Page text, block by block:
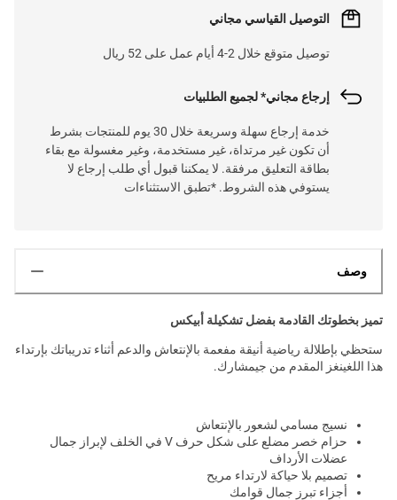
التوصيل القياسي مجاني
توصيل متوقع خلال 2-4 أيام عمل على 52 ريال
إرجاع مجاني* لجميع الطلبيات
خدمة إرجاع سهلة وسريعة خلال 30 يوم للمنتجات بشرط
أن تكون غير مرتداة، غير مستخدمة، وغير مغسولة مع بقاء
بطاقة التعليق مرفقة. لا يمكننا قبول أي طلب إرجاع لا
يستوفي هذه الشروط. *تطبق الاستثناءات
وصف
تميز بخطوتك القادمة بفضل تشكيلة أبيكس
ستحظي بإطلالة رياضية أنيقة مفعمة بالإنتعاش والدعم أثناء تدريباتك بإرتداء
هذا اللغينغز المقدم من جيمشارك.
نسيج مسامي لشعور بالإنتعاش
حزام خصر مضلع على شكل حرف V في الخلف لإبراز جمال
عضلات الأرداف
تصميم بلا حياكة لارتداء مريح
أجزاء تبرز جمال قوامك